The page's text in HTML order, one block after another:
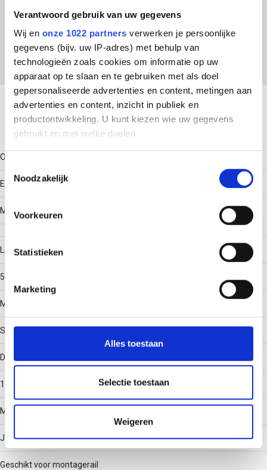
Verantwoord gebruik van uw gegevens
Wij en onze 1022 partners verwerken je persoonlijke
gegevens (bijv. uw IP-adres) met behulp van
technologieën zoals cookies om informatie op uw
apparaat op te slaan en te gebruiken met als doel
gepersonaliseerde advertenties en content, metingen aan
advertenties en content, inzicht in publiek en
productontwikkeling. U kunt kiezen wie uw gegevens
gebruikt en met welke doelen.
Informatie verzamelen over uw geografische locatie,
Uw apparaat identificeren door het actief te scannen
op specifieke eigenschappen (fingerprinting)
verwerkt en stel uw voorkeuren in het
detailgedeelte in.
personaliseren, om functies voor social media te bieden
en om ons websiteverkeer te analyseren. Ook delen we
partners voor social media, adverteren en analyse. Deze
partners kunnen deze gegevens combineren met andere
informatie die u aan ze heeft verstrekt of die ze hebben
verzameld op basis van uw gebruik van hun services.
Noodzakelijk
Voorkeuren
Statistieken
Marketing
Alles toestaan
Selectie toestaan
Weigeren
EC002354 - Hamerkopbout
Download productsheet
Technische gegevens
Oppervlaktebescherming
Elektrolytisch verzinkt
Materiaalkwaliteit
Lengte
50
Materiaal
Staal
Draadmaat (metrisch)
16
Met moer
Ja
Geschikt voor montagerail